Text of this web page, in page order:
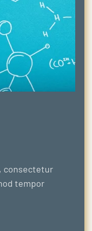
consectetur
tempor